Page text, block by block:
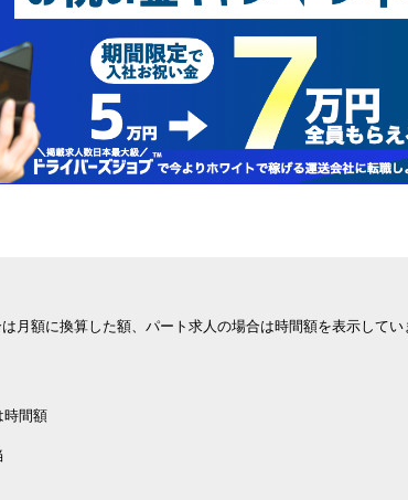
月額に換算した額、パート求人の場合は時間額を表示してい
時間額